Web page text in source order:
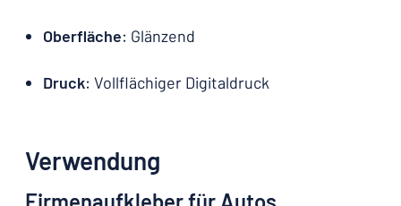
Oberfläche: Glänzend
Druck: Vollflächiger Digitaldruck
Verwendung